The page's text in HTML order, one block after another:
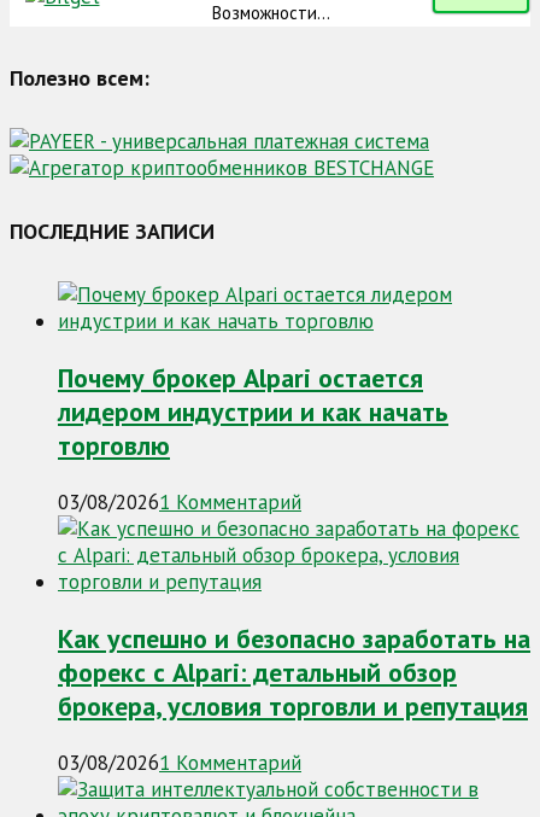
Возможности...
Полезно всем:
ПОСЛЕДНИЕ ЗАПИСИ
Почему брокер Alpari остается
лидером индустрии и как начать
торговлю
03/08/20261 Комментарий
Как успешно и безопасно заработать на
форекс с Alpari: детальный обзор
брокера, условия торговли и репутация
03/08/20261 Комментарий